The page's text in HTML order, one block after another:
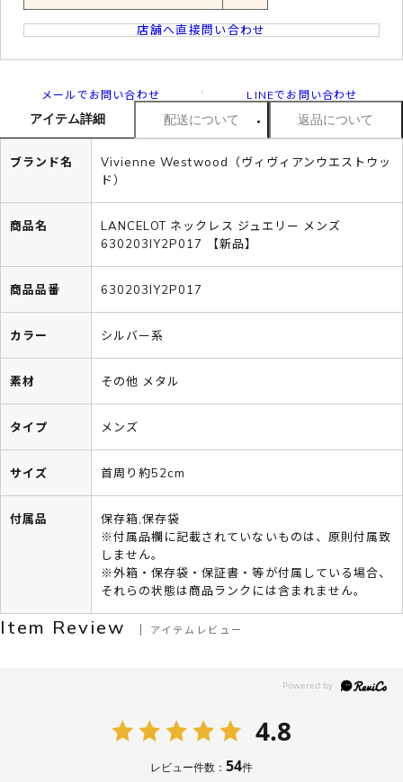
店舗へ直接問い合わせ
メールでお問い合わせ LINEでお問い合わせ
アイテム詳細 配送について 返品について
ブランド名
Vivienne Westwood（ヴィヴィアンウエストウッ
ド）
商品名
LANCELOT ネックレス ジュエリー メンズ
630203IY2P017 【新品】
商品品番 630203IY2P017
カラー シルバー系
素材 その他 メタル
タイプ メンズ
サイズ 首周り約52cm
付属品
保存箱,保存袋
※付属品欄に記載されていないものは、原則付属致
しません。
※外箱・保存袋・保証書・等が付属している場合、
それらの状態は商品ランクには含まれません。
Item Review アイテムレビュー
4.8
レビュー件数： 54件